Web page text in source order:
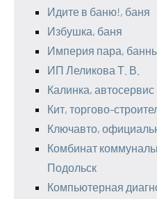
Идите в баню!, баня
Избушка, баня
Империя пара,
ИП Леликова Т. В.
Калинка, автосервис
Кит, торгово-
Ключавто,
Комбинат
Подольск
Компьютерная